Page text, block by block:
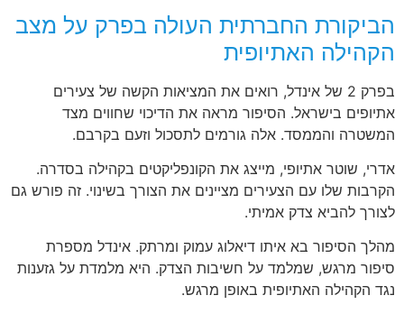
הביקורת החברתית העולה בפרק על מצב
הקהילה האתיופית
בפרק 2 של אינדל, רואים את המציאות הקשה של צעירים
אתיופים בישראל. הסיפור מראה את הדיכוי שחווים מצד
המשטרה והממסד. אלה גורמים לתסכול וזעם בקרבם.
אדרי, שוטר אתיופי, מייצג את הקונפליקטים בקהילה בסדרה.
הקרבות שלו עם הצעירים מציינים את הצורך בשינוי. זה פורש גם
לצורך להביא צדק אמיתי.
מהלך הסיפור בא איתו דיאלוג עמוק ומרתק. אינדל מספרת
סיפור מרגש, שמלמד על חשיבות הצדק. היא מלמדת על גזענות
נגד הקהילה האתיופית באופן מרגש.